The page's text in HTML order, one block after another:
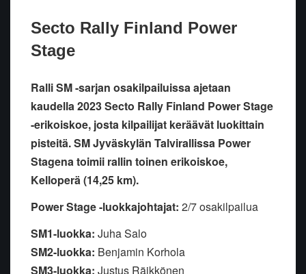
Secto Rally Finland Power
Stage
Ralli SM -sarjan osakilpailuissa ajetaan
kaudella 2023 Secto Rally Finland Power Stage
-erikoiskoe, josta kilpailijat keräävät luokittain
pisteitä. SM Jyväskylän Talvirallissa Power
Stagena toimii rallin toinen erikoiskoe,
Kelloperä (14,25 km).
Power Stage -luokkajohtajat: 2/7 osakilpailua
SM1-luokka: Juha Salo
SM2-luokka: Benjamin Korhola
SM3-luokka: Justus Räikkönen